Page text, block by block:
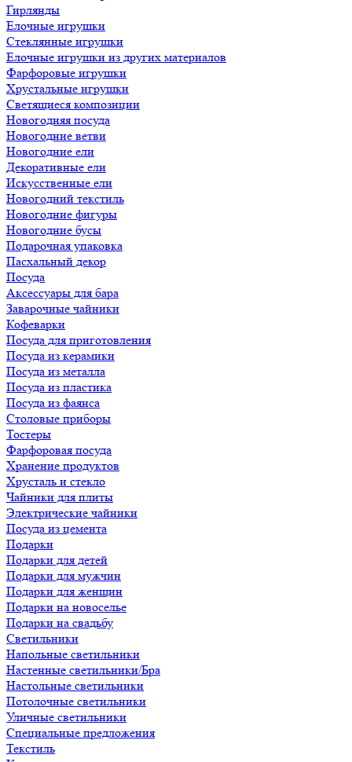
Гирлянды
Елочные игрушки
Стеклянные игрушки
Елочные игрушки из других материалов
Фарфоровые игрушки
Хрустальные игрушки
Светящиеся композиции
Новогодняя посуда
Новогодние ветви
Новогодние ели
Декоративные ели
Искусственные ели
Новогодний текстиль
Новогодние фигуры
Новогодние бусы
Подарочная упаковка
Пасхальный декор
Посуда
Аксессуары для бара
Заварочные чайники
Кофеварки
Посуда для приготовления
Посуда из керамики
Посуда из металла
Посуда из пластика
Посуда из фаянса
Столовые приборы
Тостеры
Фарфоровая посуда
Хранение продуктов
Хрусталь и стекло
Чайники для плиты
Электрические чайники
Посуда из цемента
Подарки
Подарки для детей
Подарки для мужчин
Подарки для женщин
Подарки на новоселье
Подарки на свадьбу
Светильники
Напольные светильники
Настенные светильники/Бра
Настольные светильники
Потолочные светильники
Уличные светильники
Специальные предложения
Текстиль